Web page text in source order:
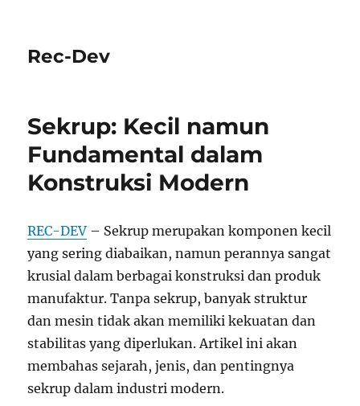
Rec-Dev
Sekrup: Kecil namun
Fundamental dalam
Konstruksi Modern
REC-DEV – Sekrup merupakan komponen kecil
yang sering diabaikan, namun perannya sangat
krusial dalam berbagai konstruksi dan produk
manufaktur. Tanpa sekrup, banyak struktur
dan mesin tidak akan memiliki kekuatan dan
stabilitas yang diperlukan. Artikel ini akan
membahas sejarah, jenis, dan pentingnya
sekrup dalam industri modern.